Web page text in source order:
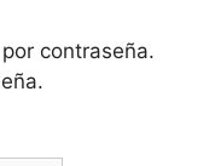
contraseña.